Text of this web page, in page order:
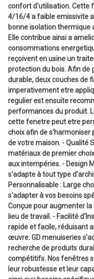
confort d'utilisation. Cette
4/16/4 a faible emissivite
bonne isolation thermique
Elle contribue ainsi a
consommations
reçoivent en usine un
protection du bois. Afin de
durable, deux couches de
imperativement etre
regulier est ensuite
performances du produit.
cette fenetre peut etre
choix afin de
de votre maison. - Qualité
matériaux de premier
aux intempéries. - Design
s'adapte à tout type
Personnalisable : Large
s'adapter à vos besoins
Conçue pour augmenter
lieu de travail. - Facilité
rapide et facile, réduisant
œuvre. GD menuiseries
recherche de produits
compétitifs. Nos fenêtres
leur robustesse et leur